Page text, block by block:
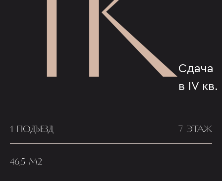
Сдача
в IV кв.
1 ПОДЪЕЗД 7 ЭТАЖ
46,5 М2